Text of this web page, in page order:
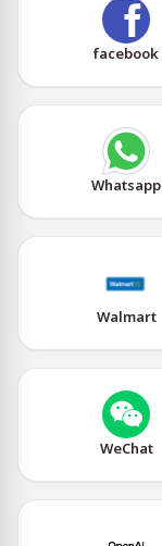
facebook
Whatsapp
Walmart
WeChat